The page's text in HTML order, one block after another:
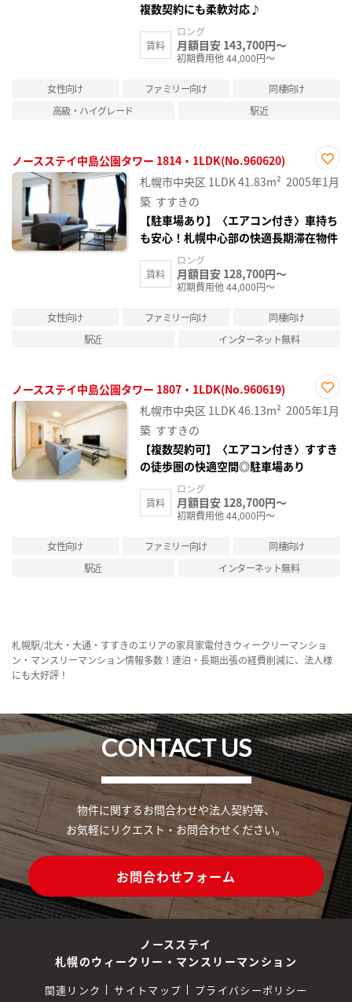
複数契約にも柔軟対応♪
賃料
ロング
月額目安 143,700円～
初期費用他 44,000円～
女性向け ファミリー向け
同棲向け
高級・ハイグレード
駅近
ノースステイ中島公園タワー 1814・1LDK(No.960620)
お気
に入
札幌市中央区 1LDK41.83m² 2005年1月
築 すすきの
【駐車場あり】〈エアコン付き〉車持ち
も安心！札幌中心部の快適長期滞在物件
賃料
ロング
月額目安 128,700円～
初期費用他 44,000円～
女性向け ファミリー向け
同棲向け
駅近
インターネット無料
ノースステイ中島公園タワー 1807・1LDK(No.960619)
お気
に入
札幌市中央区 1LDK46.13m² 2005年1月
築 すすきの
【複数契約可】〈エアコン付き〉すすき
の徒歩圏の快適空間◎駐車場あり
賃料
ロング
月額目安 128,700円～
初期費用他 44,000円～
女性向け ファミリー向け
同棲向け
駅近
インターネット無料
札幌駅/北大・大通・すすきのエリアの家具家電付きウィークリーマンショ
ン・マンスリーマンション情報多数！連泊・長期出張の経費削減に、法人様
にも大好評！
CONTACT US
物件に関するお問合わせや法人契約等、
お気軽にリクエスト・お問合わせください。
お問合わせフォーム
ノースステイ
札幌のウィークリー・マンスリーマンション
関連リンク サイトマップ プライバシーポリシー